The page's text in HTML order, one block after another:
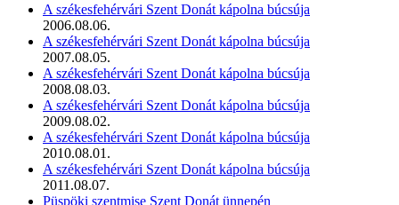
A székesfehérvári Szent Donát kápolna búcsúja
2006.08.06.
A székesfehérvári Szent Donát kápolna búcsúja
2007.08.05.
A székesfehérvári Szent Donát kápolna búcsúja
2008.08.03.
A székesfehérvári Szent Donát kápolna búcsúja
2009.08.02.
A székesfehérvári Szent Donát kápolna búcsúja
2010.08.01.
A székesfehérvári Szent Donát kápolna búcsúja
2011.08.07.
Püspöki szentmise Szent Donát ünnepén